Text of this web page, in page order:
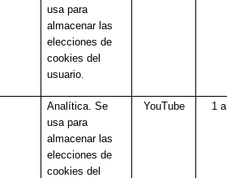
usa para
almacenar las
elecciones de
cookies del
usuario.
Analítica. Se
usa para
almacenar las
elecciones de
cookies del
YouTube 1